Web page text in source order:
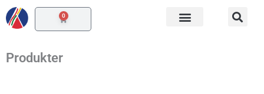
Hoppa
till
0
Varukorg
Produkter